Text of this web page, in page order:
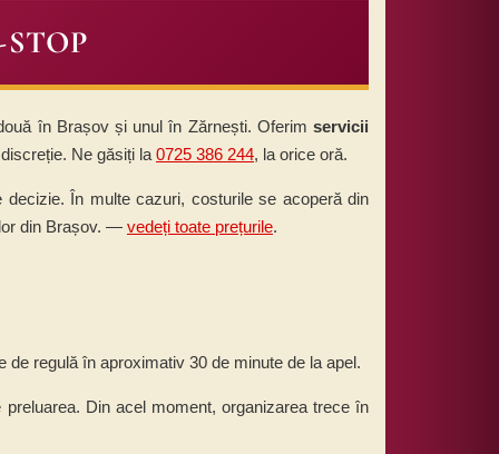
în Brașov și unul în Zărnești. Oferimservicii
Ne găsiți la 0725 386 244, la orice oră.
În multe cazuri, costurile se acoperă din
din Brașov. — vedeți toate prețurile.
regulă în aproximativ 30 de minute de la apel.
Din acel moment, organizarea trece în